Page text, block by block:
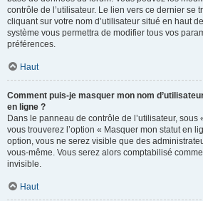
contrôle de l’utilisateur. Le lien vers ce dernier se
cliquant sur votre nom d’utilisateur situé en haut
système vous permettra de modifier tous vos
préférences.
Haut
Comment puis-je masquer mon nom
en ligne ?
Dans le panneau de contrôle de l’utilisateur, sous
vous trouverez l’option « Masquer mon statut en
option, vous ne serez visible que des
vous-même. Vous serez alors comptabilisé
invisible.
Haut